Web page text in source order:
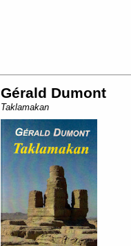
Gérald Dumont
Taklamakan